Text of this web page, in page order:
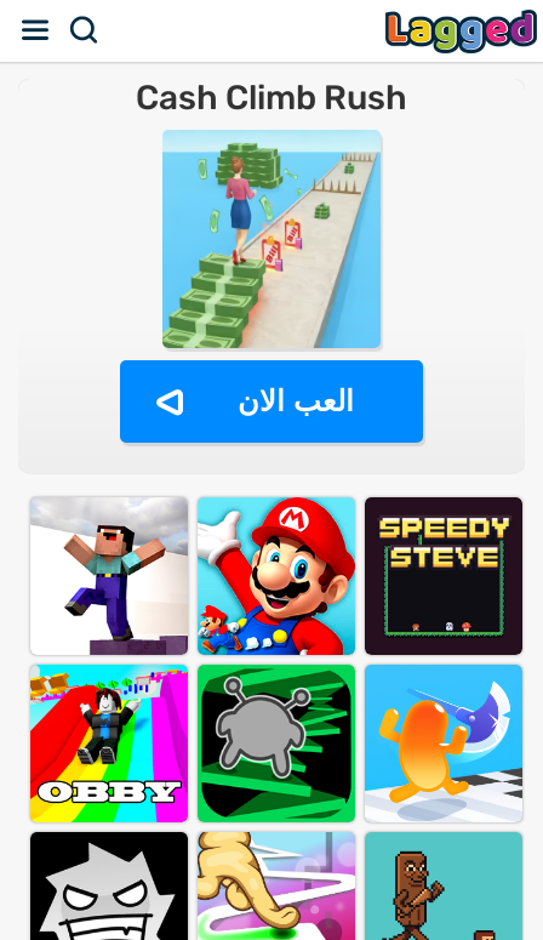
Cash Climb Rush
العب الان